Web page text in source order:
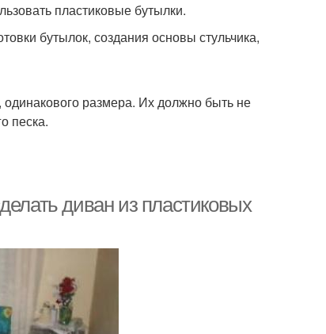
пластиковые бутылки.
бутылок, создания основы стульчика,
размера. Их должно быть не
песка.
диван из пластиковых